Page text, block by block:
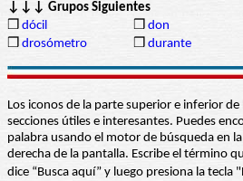
↓↓↓ Grupos Siguientes
❒ dócil ❒ don
❒ drosómetro ❒ durante
Los iconos de la parte superior e inferior
secciones útiles e interesantes. Puedes
palabra usando el motor de búsqueda en
derecha de la pantalla. Escribe el término
dice “Busca aquí” y luego presiona la